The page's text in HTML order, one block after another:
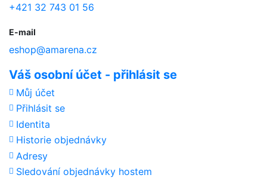
+421 32 743 01 56
E-mail
eshop@amarena.cz
Váš osobní účet - přihlásit se
Můj účet
Přihlásit se
Identita
Historie objednávky
Adresy
Sledování objednávky hostem